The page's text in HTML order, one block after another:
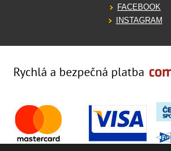
FACEBOOK
INSTAGRAM
Rychlá a bezpečná platba